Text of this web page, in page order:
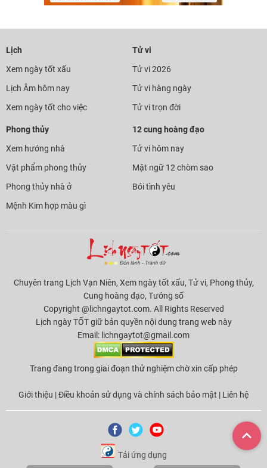
Lịch
Xem ngày tốt xấu
Lịch Âm hôm nay
Xem ngày tốt cho việc
Tử vi
Tử vi 2026
Tử vi hàng ngày
Tử vi trọn đời
Phong thủy
Xem hướng nhà
Vật phẩm phong thủy
Phong thủy nhà ở
Mệnh Kim hợp màu gì
12 cung hoàng đạo
Tử vi hôm nay
Mật ngữ 12 chòm sao
Bói tình yêu
Chuyên trang Lịch Vạn Niên, Xem ngày tốt xấu, Tử vi, Phong thủy,
Cung hoàng đạo, Tướng số
Copyright @lichngaytot.com. All Rights Reserved
Lịch ngày TỐT giữ bản quyền nội dung trang web này
Email: lichngaytot@gmail.com
Trang đang trong giai đoạn thử nghiệm chờ xin cấp phép
Giới thiệu |Điều khoản sử dụng và chính sách bảo mật | Liên hệ
Tải ứng dụng